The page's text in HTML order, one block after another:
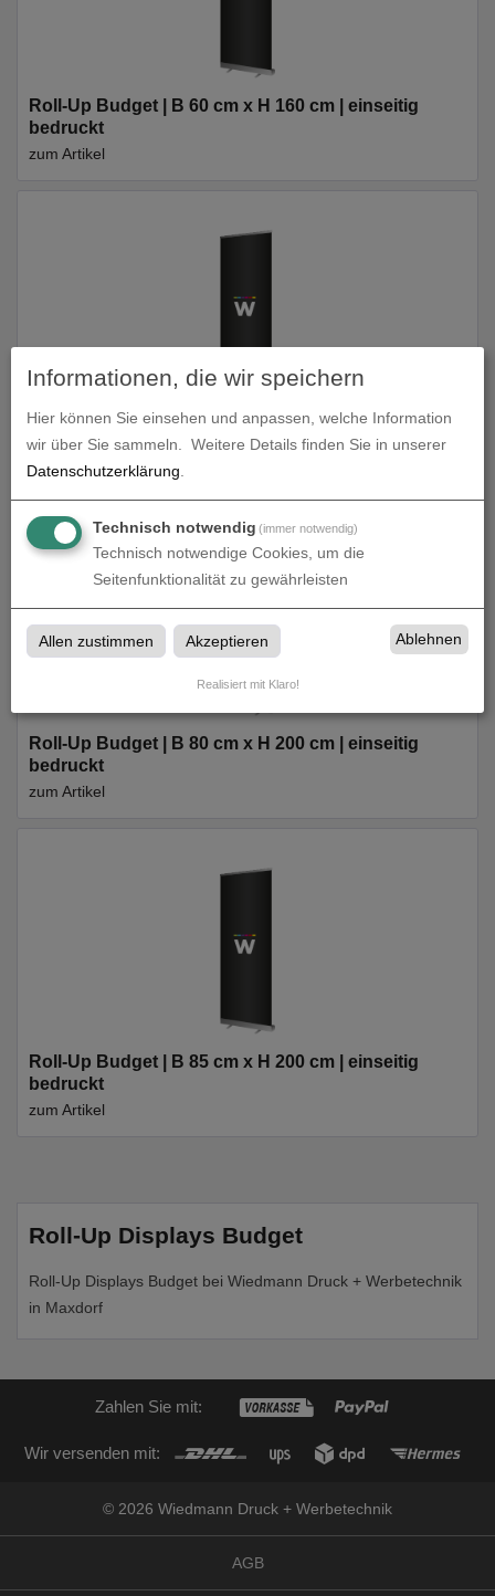
Roll-Up Budget | B 60 cm x H 160 cm | einseitig
bedruckt
zum Artikel
Roll-Up Budget | B 60 cm x H 200 cm | einseitig
bedruckt
zum Artikel
Roll-Up Budget | B 80 cm x H 200 cm | einseitig
bedruckt
zum Artikel
Roll-Up Budget | B 85 cm x H 200 cm | einseitig
bedruckt
zum Artikel
Roll-Up Displays Budget
Roll-Up Displays Budget bei Wiedmann Druck + Werbetechnik
in Maxdorf
Zahlen Sie mit:
Wir versenden mit:
© 2026 Wiedmann Druck + Werbetechnik
AGB
Informationen, die wir speichern
Hier können Sie einsehen und anpassen, welche Information
wir über Sie sammeln.
Weitere Details finden Sie in unserer
Datenschutzerklärung
Technisch notwendig (immer notwendig)
Technisch notwendige Cookies, um die
Seitenfunktionalität zu gewährleisten
Allen zustimmen Akzeptieren Ablehnen
Realisiert mit Klaro!